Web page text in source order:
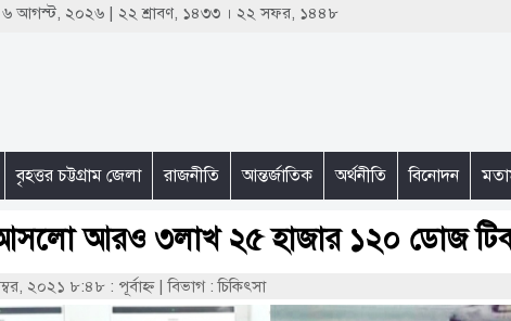
আগস্ট, ২০২৬ | ২২ শ্রাবণ, ১৪৩৩ । ২২ সফর, ১৪৪৮
বৃহত্তর চট্টগ্রাম জেলা রাজনীতি আন্তর্জাতিক অর্থনীতি বিনোদন
আসলো আরও ৩লাখ ২৫ হাজার ১২০ ডোজ
২০২১ ৮:৪৮ : পূর্বাহ্ণ |বিভাগ : চিকিৎসা